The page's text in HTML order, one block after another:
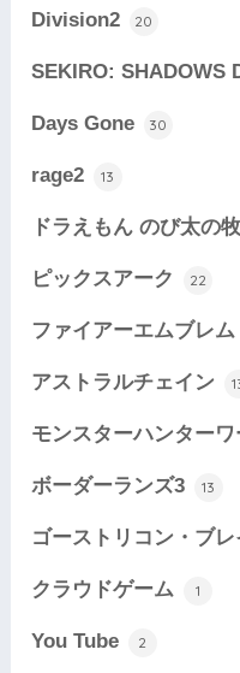
Division2 20
SEKIRO: SHADOWS
Days Gone 30
rage2 13
ドラえもん のび太の
ピックスアーク 22
ファイアーエムブレム
アストラルチェイン
モンスターハンター
ボーダーランズ3 13
ゴーストリコン・ブ
クラウドゲーム 1
You Tube 2